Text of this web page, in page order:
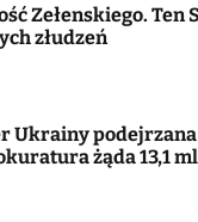
Zełenskiego. Ten
złudzeń
Ukrainy
żąda 13,1